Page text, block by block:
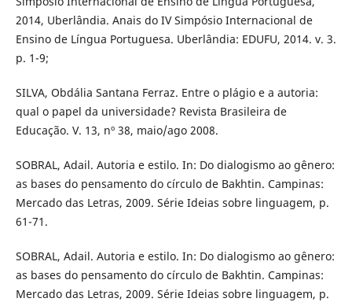
2014, Uberlândia. Anais do IV Simpósio Internacional de
Ensino de Língua Portuguesa. Uberlândia: EDUFU, 2014. v. 3.
p. 1-9;
SILVA, Obdália Santana Ferraz. Entre o plágio e a autoria:
qual o papel da universidade? Revista Brasileira de
Educação. V. 13, nº 38, maio/ago 2008.
SOBRAL, Adail. Autoria e estilo. In: Do dialogismo ao gênero:
as bases do pensamento do círculo de Bakhtin. Campinas:
Mercado das Letras, 2009. Série Ideias sobre linguagem, p.
61-71.
SOBRAL, Adail. Autoria e estilo. In: Do dialogismo ao gênero:
as bases do pensamento do círculo de Bakhtin. Campinas:
Mercado das Letras, 2009. Série Ideias sobre linguagem, p.